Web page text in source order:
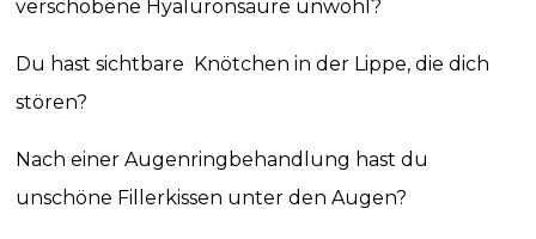
verschobene Hyaluronsäure unwohl?
Du hast sichtbare Knötchen in der Lippe, die dich
stören?
Nach einer Augenringbehandlung hast du
unschöne Fillerkissen unter den Augen?